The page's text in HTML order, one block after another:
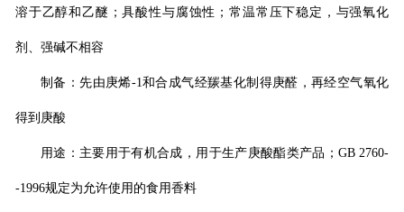
溶于乙醇和乙醚；具酸性与腐蚀性；常温常压下稳定，与强氧化
剂、强碱不相容
制备：先由庚烯-1和合成气经羰基化制得庚醛，再经空气氧化
得到庚酸
用途：主要用于有机合成，用于生产庚酸酯类产品； GB 2760-
-1996规定为允许使用的食用香料